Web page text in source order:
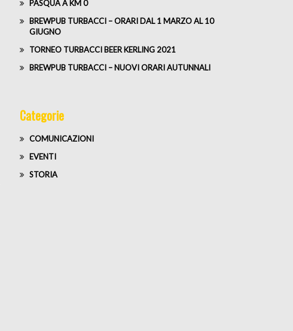
PASQUA A KM 0
BREWPUB TURBACCI – ORARI DAL 1 MARZO AL 10
GIUGNO
TORNEO TURBACCI BEER KERLING 2021
BREWPUB TURBACCI – NUOVI ORARI AUTUNNALI
Categorie
COMUNICAZIONI
EVENTI
STORIA